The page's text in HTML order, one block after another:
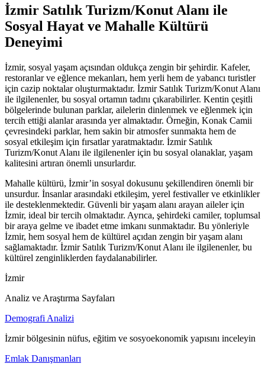
İzmir Satılık Turizm/Konut Alanı ile
Sosyal Hayat ve Mahalle Kültürü
Deneyimi
İzmir, sosyal yaşam açısından oldukça zengin bir şehirdir. Kafeler,
restoranlar ve eğlence mekanları, hem yerli hem de yabancı turistler
için cazip noktalar oluşturmaktadır. İzmir Satılık Turizm/Konut Alanı
ile ilgilenenler, bu sosyal ortamın tadını çıkarabilirler. Kentin çeşitli
bölgelerinde bulunan parklar, ailelerin dinlenmek ve eğlenmek için
tercih ettiği alanlar arasında yer almaktadır. Örneğin, Konak Camii
çevresindeki parklar, hem sakin bir atmosfer sunmakta hem de
sosyal etkileşim için fırsatlar yaratmaktadır. İzmir Satılık
Turizm/Konut Alanı ile ilgilenenler için bu sosyal olanaklar, yaşam
kalitesini artıran önemli unsurlardır.
Mahalle kültürü, İzmir’in sosyal dokusunu şekillendiren önemli bir
unsurdur. İnsanlar arasındaki etkileşim, yerel festivaller ve etkinlikler
ile desteklenmektedir. Güvenli bir yaşam alanı arayan aileler için
İzmir, ideal bir tercih olmaktadır. Ayrıca, şehirdeki camiler, toplumsal
bir araya gelme ve ibadet etme imkanı sunmaktadır. Bu yönleriyle
İzmir, hem sosyal hem de kültürel açıdan zengin bir yaşam alanı
sağlamaktadır. İzmir Satılık Turizm/Konut Alanı ile ilgilenenler, bu
kültürel zenginliklerden faydalanabilirler.
İzmir
Analiz ve Araştırma Sayfaları
Demografi Analizi
İzmir bölgesinin nüfus, eğitim ve sosyoekonomik yapısını inceleyin
Emlak Danışmanları